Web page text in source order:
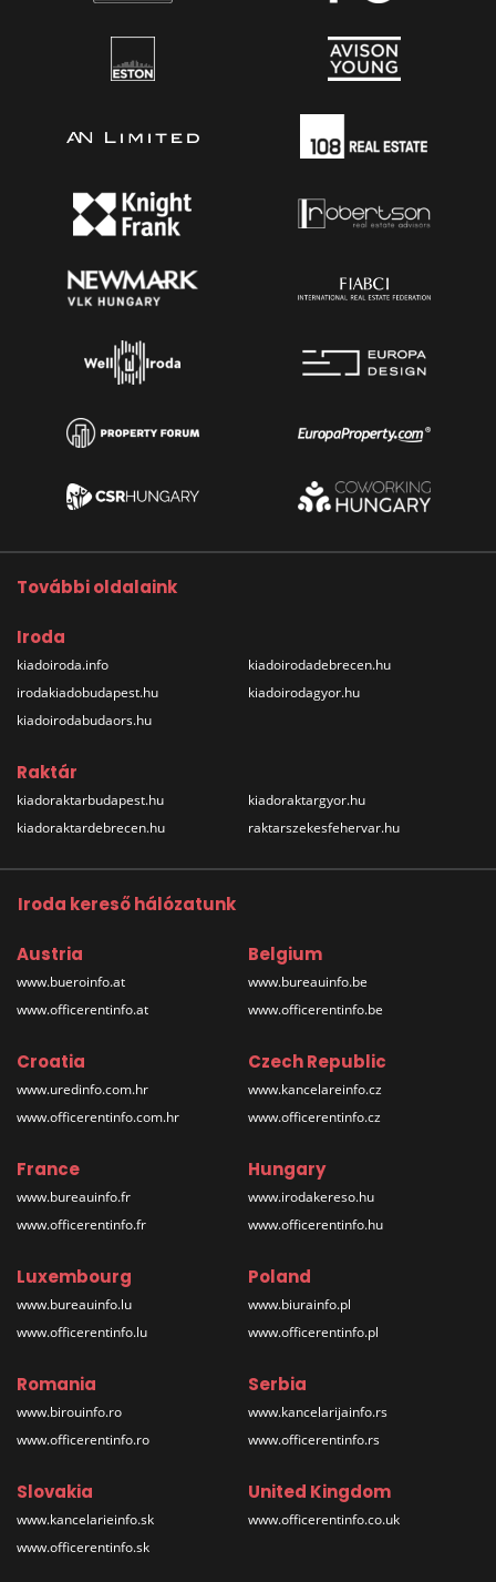
További oldalaink
Iroda
kiadoiroda.info
irodakiadobudapest.hu
kiadoirodabudaors.hu
kiadoirodadebrecen.hu
kiadoirodagyor.hu
Raktár
kiadoraktarbudapest.hu
kiadoraktardebrecen.hu
kiadoraktargyor.hu
raktarszekesfehervar.hu
Iroda kereső hálózatunk
Austria
www.bueroinfo.at
www.officerentinfo.at
Belgium
www.bureauinfo.be
www.officerentinfo.be
Croatia
www.uredinfo.com.hr
www.officerentinfo.com.hr
Czech Republic
www.kancelareinfo.cz
www.officerentinfo.cz
France
www.bureauinfo.fr
www.officerentinfo.fr
Hungary
www.irodakereso.hu
www.officerentinfo.hu
Luxembourg
www.bureauinfo.lu
www.officerentinfo.lu
Poland
www.biurainfo.pl
www.officerentinfo.pl
Romania
www.birouinfo.ro
www.officerentinfo.ro
Serbia
www.kancelarijainfo.rs
www.officerentinfo.rs
Slovakia
www.kancelarieinfo.sk
www.officerentinfo.sk
United Kingdom
www.officerentinfo.co.uk